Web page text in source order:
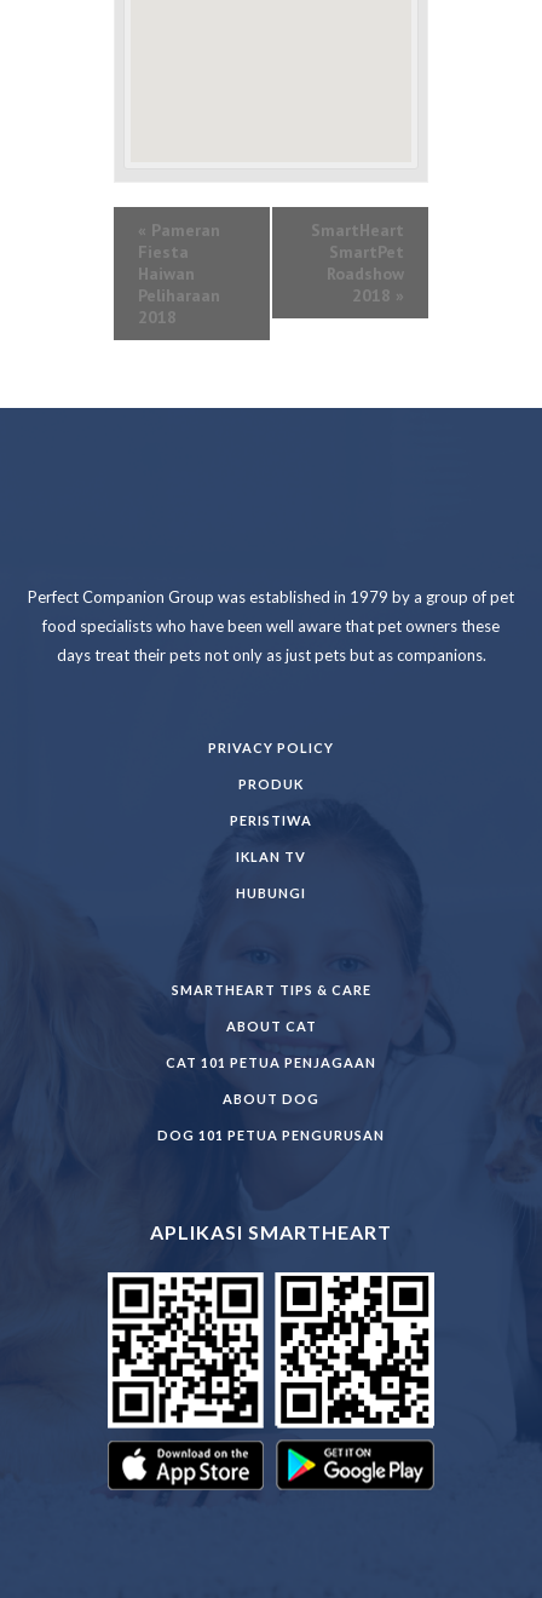
« Pameran
Fiesta
Haiwan
Peliharaan
2018
SmartHeart
SmartPet
Roadshow
2018 »
Perfect Companion Group was established in 1979 by a group of pet
food specialists who have been well aware that pet owners these
days treat their pets not only as just pets but as companions.
PRIVACY POLICY
PRODUK
PERISTIWA
IKLAN TV
HUBUNGI
SMARTHEART TIPS & CARE
ABOUT CAT
CAT 101 PETUA PENJAGAAN
ABOUT DOG
DOG 101 PETUA PENGURUSAN
APLIKASI SMARTHEART